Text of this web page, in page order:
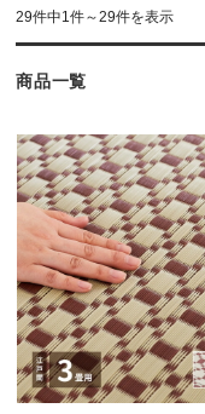
29件中1件～29件を表示
商品一覧